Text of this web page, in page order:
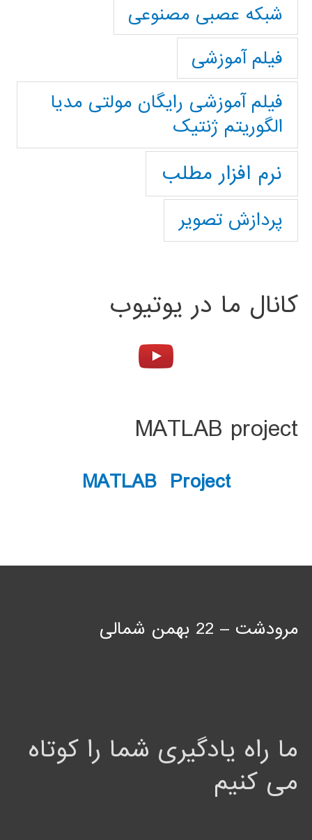
شبکه عصبی مصنوعی
فیلم آموزشی
فیلم آموزشی رایگان مولتی مدیا
الگوریتم ژنتیک
نرم افزار مطلب
پردازش تصویر
کانال ما در یوتیوب
MATLAB project
MATLAB Project
مرودشت – 22 بهمن شمالی
ما راه یادگیری شما را کوتاه
می کنیم